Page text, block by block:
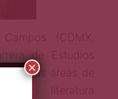
de Estudios
Sus áreas de
×